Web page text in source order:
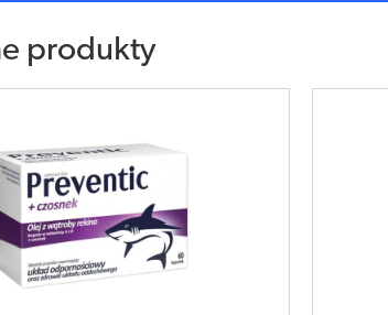
produkty